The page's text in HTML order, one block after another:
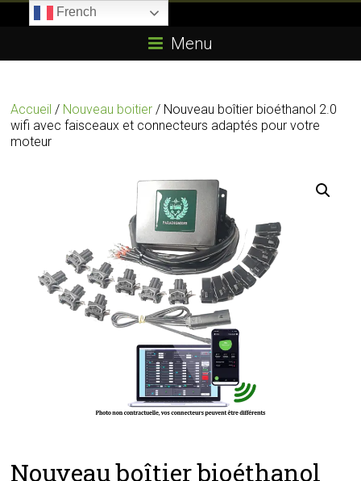
E85.com
passion
du
Menu
Accueil / Nouveau boitier / Nouveau boîtier bioéthanol 2.0
wifi avec faisceaux et connecteurs adaptés pour votre
moteur
Nouveau boîtier bioéthanol
French